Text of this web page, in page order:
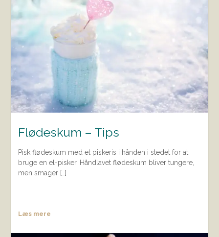
Flødeskum – Tips
Pisk flødeskum med et piskeris i hånden i stedet for at
bruge en el-pisker. Håndlavet flødeskum bliver tungere,
men smager […]
Læs mere